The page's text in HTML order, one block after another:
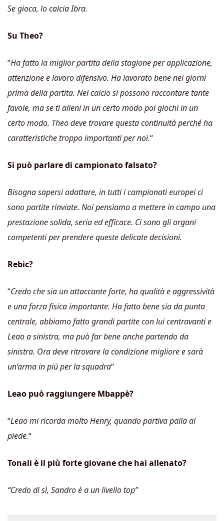
Se gioca, lo calcia Ibra.
Su Theo?
“Ha fatto la miglior partita della stagione per applicazione,
attenzione e lavoro difensivo. Ha lavorato bene nei giorni
prima della partita. Nel calcio si possono raccontare tante
favole, ma se ti alleni in un certo modo poi giochi in un
certo modo. Theo deve trovare questa continuità perché ha
caratteristiche troppo importanti per noi.“
Si può parlare di campionato falsato?
Bisogna sapersi adattare, in tutti i campionati europei ci
sono partite rinviate. Noi pensiamo a mettere in campo una
prestazione solida, seria ed efficace. Ci sono gli organi
competenti per prendere queste delicate decisioni.
Rebic?
“Credo che sia un attaccante forte, ha qualità e aggressività
e una forza fisica importante. Ha fatto bene sia da punta
centrale, abbiamo fatto grandi partite con lui centravanti e
Leao a sinistra, ma può far bene anche partendo da
sinistra. Ora deve ritrovare la condizione migliore e sarà
un’arma in più per la squadra“
Leao può raggiungere Mbappè?
“Leao mi ricorda molto Henry, quando partiva palla al
piede.“
Tonali è il più forte giovane che hai allenato?
“Credo di sì, Sandro è a un livello top”